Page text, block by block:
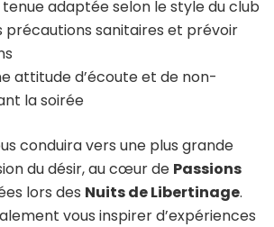
tenue adaptée selon le style du club
précautions sanitaires et prévoir
attitude d’écoute et de non-
la soirée
conduira vers une plus grande
du désir, au cœur de Passions
lors des Nuits de Libertinage.
vous inspirer d’expériences